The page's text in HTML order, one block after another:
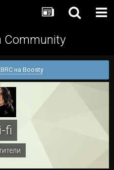
Community
на Boosty
fi